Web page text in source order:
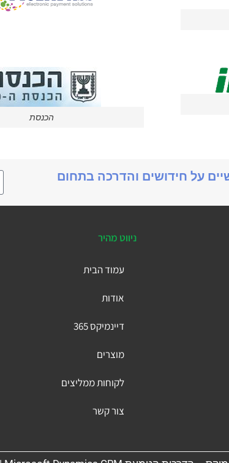
הכנסת
על חידושים והדרכה בתחום
ניווט מהיר
עמוד הבית
אודות
דיינמיקס 365
מוצרים
לקוחות ממליצים
צור קשר